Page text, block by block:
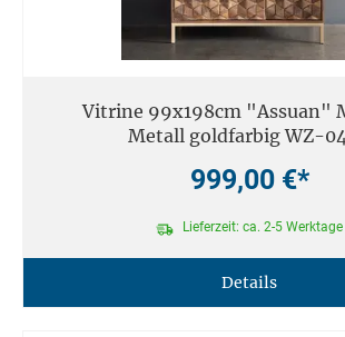
Vitrine 99x198cm "Assuan"
Metall goldfarbig WZ-
999,00 €*
Lieferzeit: ca. 2-5 Werktage
Details